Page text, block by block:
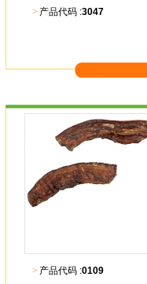
> 产品代码 :3047
> 产品代码 :0109